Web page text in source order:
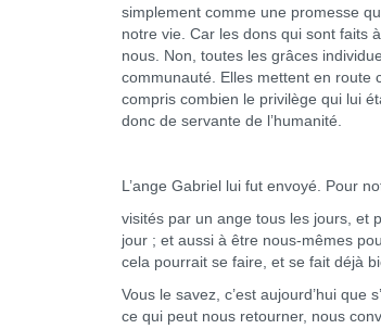
simplement comme une promesse
notre vie. Car les dons qui sont faits
nous. Non, toutes les grâces
communauté. Elles mettent en route
compris combien le privilège qui lui
donc de servante de l’humanité.
L’ange Gabriel lui fut envoyé. Pour
visités par un ange tous les jours, et
jour ; et aussi à être nous-mêmes
cela pourrait se faire, et se fait déjà
Vous le savez, c’est aujourd’hui que
ce qui peut nous retourner, nous